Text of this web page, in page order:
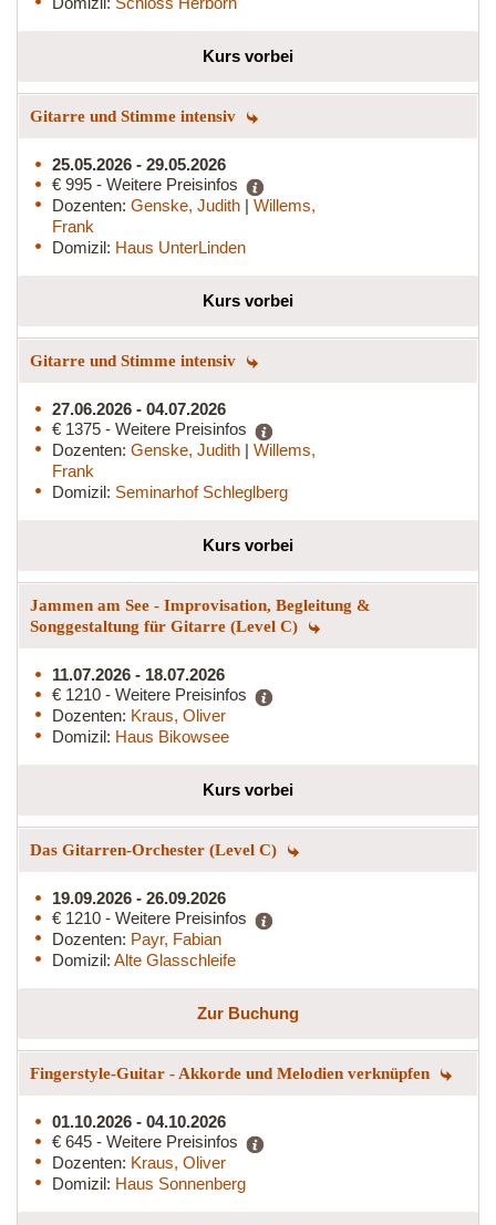
Kurs vorbei
Gitarre und Stimme intensiv
25.05.2026 - 29.05.2026
€ 995 - Weitere Preisinfos
Dozenten: Genske, Judith | Willems,
Frank
Domizil: Haus UnterLinden
Kurs vorbei
Gitarre und Stimme intensiv
27.06.2026 - 04.07.2026
€ 1375 - Weitere Preisinfos
Dozenten: Genske, Judith | Willems,
Frank
Domizil: Seminarhof Schleglberg
Kurs vorbei
Jammen am See - Improvisation, Begleitung &
Songgestaltung für Gitarre (Level C)
11.07.2026 - 18.07.2026
€ 1210 - Weitere Preisinfos
Dozenten: Kraus, Oliver
Domizil: Haus Bikowsee
Kurs vorbei
Das Gitarren-Orchester (Level C)
19.09.2026 - 26.09.2026
€ 1210 - Weitere Preisinfos
Dozenten: Payr, Fabian
Domizil: Alte Glasschleife
Zur Buchung
Fingerstyle-Guitar - Akkorde und Melodien verknüpfen
01.10.2026 - 04.10.2026
€ 645 - Weitere Preisinfos
Dozenten: Kraus, Oliver
Domizil: Haus Sonnenberg